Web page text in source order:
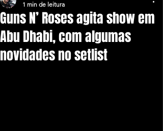
Guns N’ Roses agita show em
Abu Dhabi, com algumas
novidades no setlist
1 min de leitura